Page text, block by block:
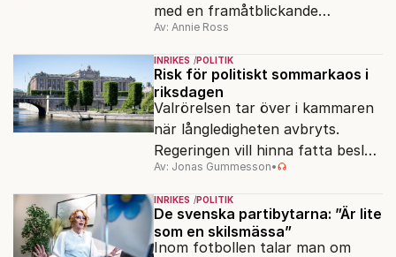
med en framåtblickande
strukturpolitik för att göra
Sverige långsiktigt hållbart,
jämlikt och kriståligt.
Av: Annie Ross
INRIKES POLITIK
Risk för politiskt sommarkaos i
riksdagen
Valrörelsen tar över i kammaren
när långledigheten avbryts.
Regeringen vill hinna fatta beslut
före valet – men oppositionen
ser sin chans att pressa
Tidösidan.
Av: Jonas Gummesson•
INRIKES POLITIK
De svenska partibytarna: ”Är lite
som en skilsmässa”
Inom fotbollen talar man om